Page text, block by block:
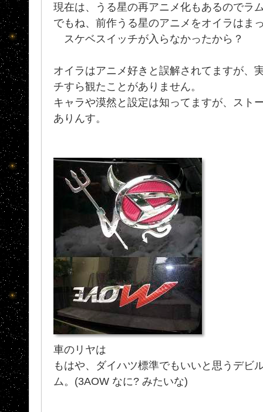
現在は、うる星の再アニメ化もあるのでラ
でもね、前作うる星のアニメをオイラはま
スケベスイッチが入らなかったから？
オイラはアニメ好きと誤解されてますが、
チすら観たことがありません。
キャラや漠然と設定は知ってますが、スト
ありんす。
車のリヤは
もはや、ダイハツ標準でもいいと思うデビ
ム。(3AOW なに? みたいな)